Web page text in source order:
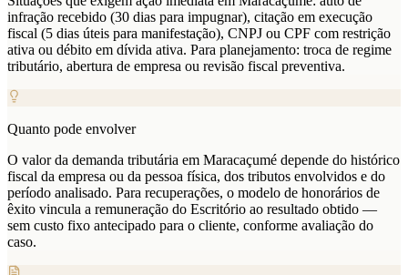
infração recebido (30 dias para impugnar), citação em execução
fiscal (5 dias úteis para manifestação), CNPJ ou CPF com restrição
ativa ou débito em dívida ativa. Para planejamento: troca de regime
tributário, abertura de empresa ou revisão fiscal preventiva.
Quanto pode envolver
O valor da demanda tributária em Maracaçumé depende do histórico
fiscal da empresa ou da pessoa física, dos tributos envolvidos e do
período analisado. Para recuperações, o modelo de honorários de
êxito vincula a remuneração do Escritório ao resultado obtido —
sem custo fixo antecipado para o cliente, conforme avaliação do
caso.